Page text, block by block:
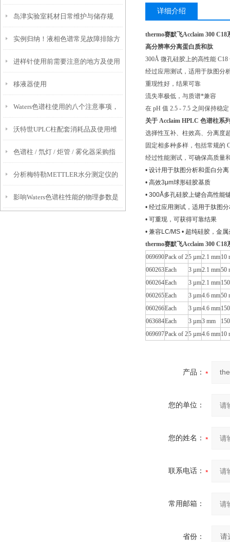
岛津实验室耗材日常维护与储存规
范，延长使用寿命
实例归纳！液相色谱常见故障排除方
法
进样针使用前需要注意的地方及使用
后要做好的维护工作
移液器使用
Waters色谱柱使用的八个注意事项，
你一定要知道
沃特世UPLC柱配套消耗品及使用维
护
色谱柱 / 氘灯 / 炬管 / 雾化器采购指
南：检硕科学器材四大进口品牌现货
直供安捷伦 / 赛默飞仪器维修服务商
分析梅特勒METTLER水分测定仪的
电极污染与保养
影响Waters色谱柱性能的物理参数是
详细介绍
thermo赛默飞Acclaim 300 C18
高分辨率分离蛋白质和肽
300Å 微孔硅胶上的高性能 C18
经过应用测试，适用于肽图分
重现性好，结果可靠
流失率极低，与质谱*兼容
在 pH 值 2.5 - 7.5 之间保持稳定
关于 Acclaim HPLC 色谱柱系
选择性互补、柱效高、分离度
固定相多种多样，包括常规的
经过性能测试，可确保高质量
• 设计用于肽图分析和蛋白分
• 高效3μm球形硅胶基质
• 300Å多孔硅胶上键合高性能
• 经过应用测试，适用于肽图
• 可重现，可获得可靠结果
• 兼容LC/MS • 超纯硅胶，金
thermo赛默飞Acclaim 300 C18
069690Pack of 25 µm2.1 mm10
060263Each 3 µm2.1 mm50
060264Each 3 µm2.1 mm
060265Each 3 µm4.6 mm50
060266Each 3 µm4.6 mm
063684Each 3 µm3 mm
069697Pack of 25 µm4.6 mm10
产品：
您的单位：
您的姓名：
联系电话：
常用邮箱：
省份：